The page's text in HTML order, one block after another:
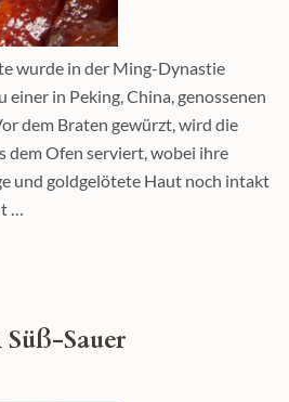
wurde in der Ming-Dynastie
in Peking, China, genossenen
dem Braten gewürzt, wird die
dem Ofen serviert, wobei ihre
und goldgelötete Haut noch intakt
…
Sauer